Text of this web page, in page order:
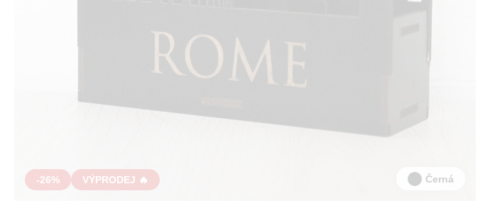
-26% VÝPRODEJ 🔥 Černá